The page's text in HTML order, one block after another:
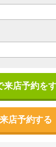
来店予約を
店予約する